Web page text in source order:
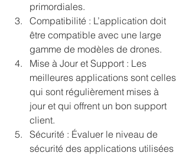
primordiales.
Compatibilité : L’application doit
être compatible avec une large
gamme de modèles de drones.
Mise à Jour et Support : Les
meilleures applications sont celles
qui sont régulièrement mises à
jour et qui offrent un bon support
client.
Sécurité : Évaluer le niveau de
sécurité des applications utilisées